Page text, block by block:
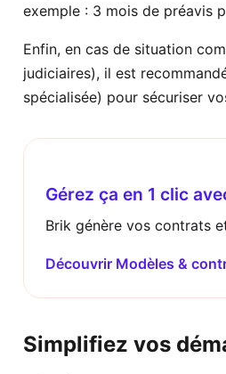
exemple : 3 mois de préavis
Enfin, en cas de situation
judiciaires), il est
spécialisée) pour sécuriser
Gérez ça en 1 clic
Brik génère vos contrats
Découvrir Modèles &
Simplifiez vos